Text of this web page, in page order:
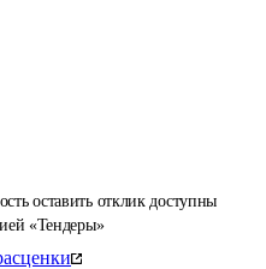
оставить отклик доступны
«Тендеры»